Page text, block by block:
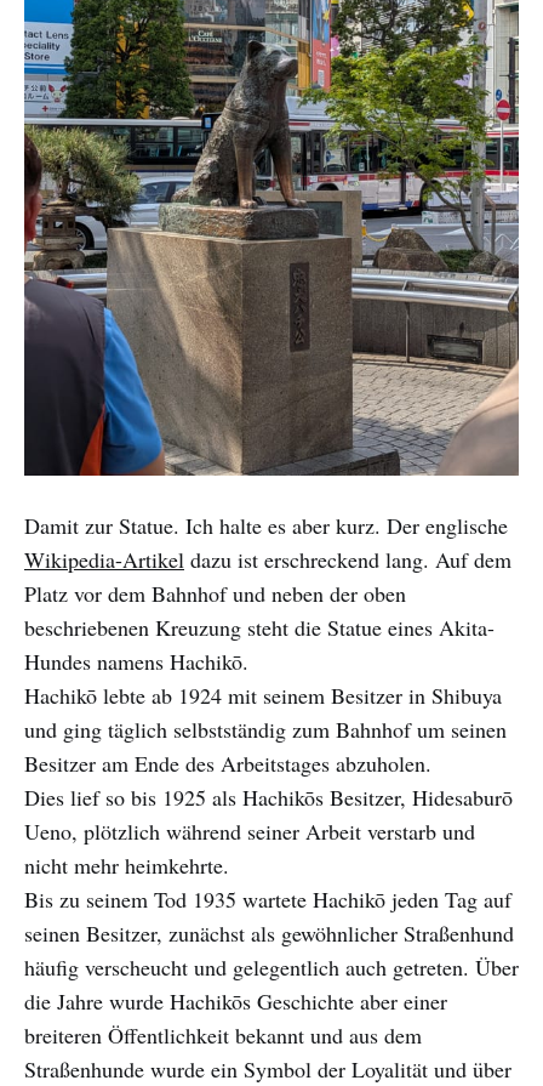
Damit zur Statue. Ich halte es aber kurz. Der englische
Wikipedia-Artikel dazu ist erschreckend lang. Auf dem
Platz vor dem Bahnhof und neben der oben
beschriebenen Kreuzung steht die Statue eines Akita-
Hundes namens Hachikō.
Hachikō lebte ab 1924 mit seinem Besitzer in Shibuya
und ging täglich selbstständig zum Bahnhof um seinen
Besitzer am Ende des Arbeitstages abzuholen.
Dies lief so bis 1925 als Hachikōs Besitzer, Hidesaburō
Ueno, plötzlich während seiner Arbeit verstarb und
nicht mehr heimkehrte.
Bis zu seinem Tod 1935 wartete Hachikō jeden Tag auf
seinen Besitzer, zunächst als gewöhnlicher Straßenhund
häufig verscheucht und gelegentlich auch getreten. Über
die Jahre wurde Hachikōs Geschichte aber einer
breiteren Öffentlichkeit bekannt und aus dem
Straßenhunde wurde ein Symbol der Loyalität und über